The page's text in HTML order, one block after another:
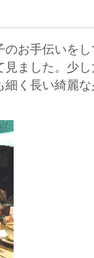
お手伝いを
ました。少
く長い綺麗